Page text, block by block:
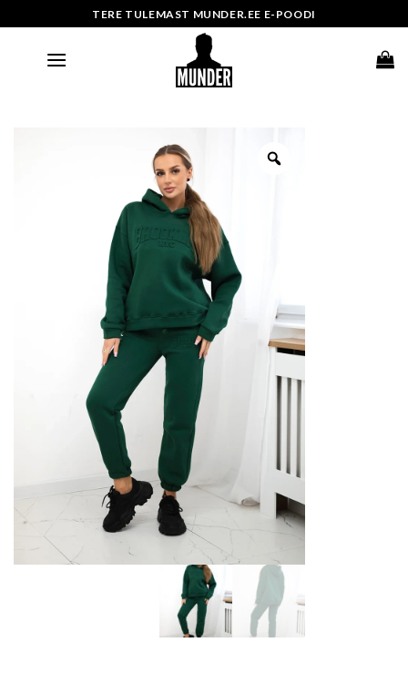
to
TERE TULEMAST MUNDER.EE E-POODI